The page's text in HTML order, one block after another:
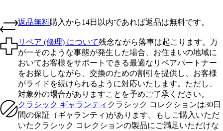
返品無料購入から14日以内であれば返品は無料です。
リペア (修理) について残念ながら落車は起こります。万
が一そのような事態が発生した場合、お住まいの地域に
おいてお客様をサポートできる最適なリペアパートナー
をお探ししながら、交換のための割引を提供し、お客様
がライドを続けられるように対応いたします。ただし、
対象外の場合がありますことを予めご了承ください。
クラシック ギャランティ クラシック コレクションは30日
間の保証（ギャランティ)があります。もしご購入いただ
いたクラシック コレクションの製品にご満足いただけな